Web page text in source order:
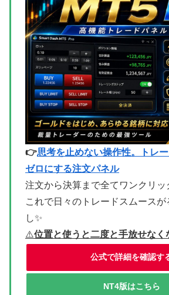
👉思考を止めない操作性。トレ
ゼロにする注文パネル
注文から決算まで全てワンクリッ
これで日々のトレードスムース
し✨
⚠位置と使うと二度と手放せなく
公式で詳細を確認す
NT4版はこちら